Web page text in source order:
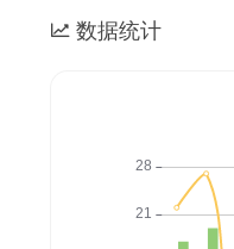
数据统计